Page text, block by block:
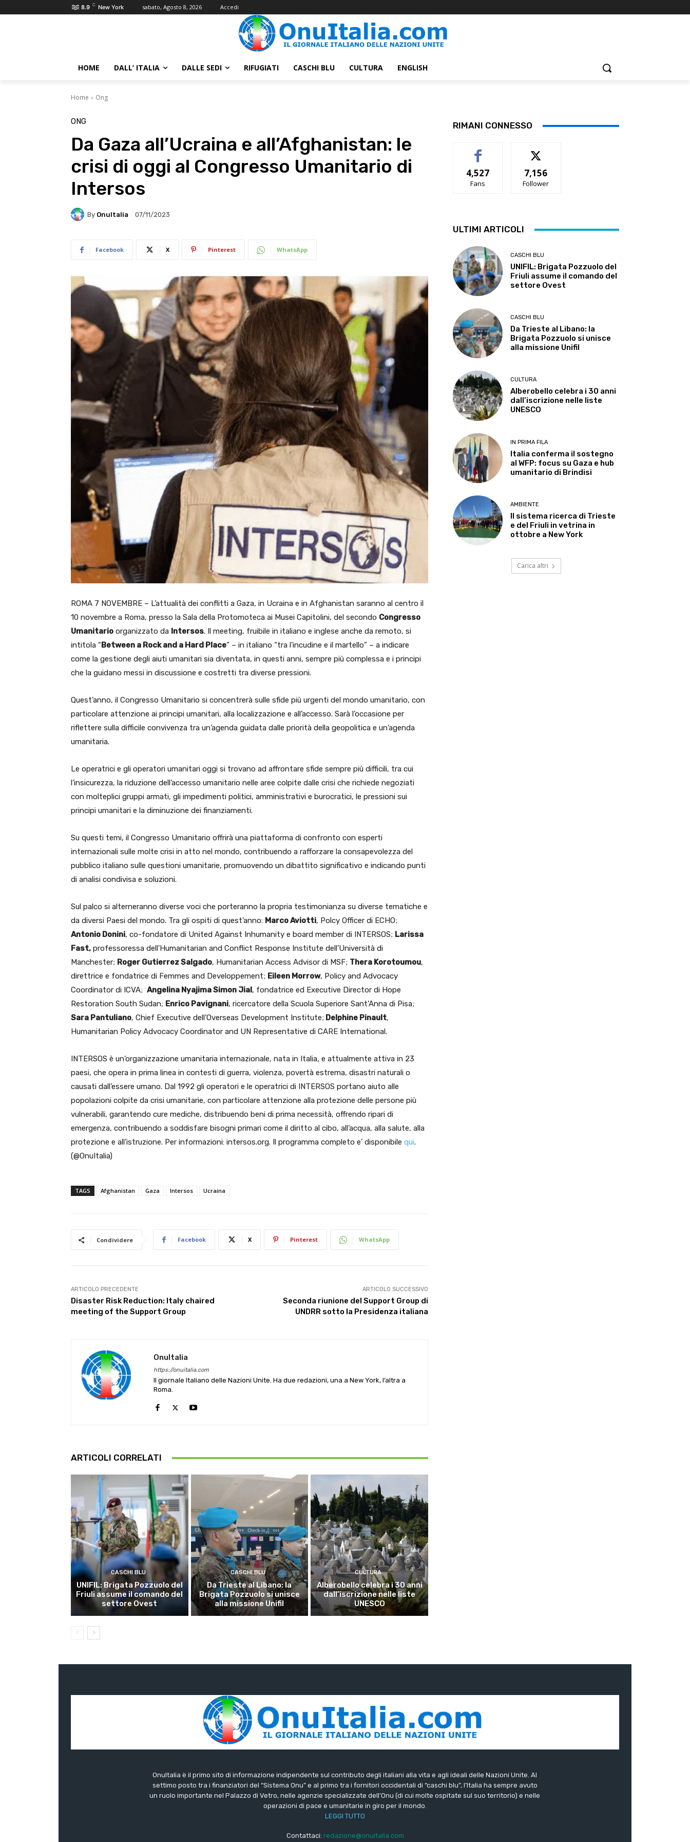
8.9 C New York sabato, Agosto 8, 2026 Accedi
HOME DALL’ ITALIA DALLE SEDI RIFUGIATI CASCHI BLU CULTURA ENGLISH
Home Ong
ONG
Da Gaza all’Ucraina e all’Afghanistan: le
crisi di oggi al Congresso Umanitario di
Intersos
By OnuItalia 07/11/2023
Facebook X Pinterest WhatsApp
ROMA 7 NOVEMBRE – L’attualità dei conflitti a Gaza, in Ucraina e in Afghanistan saranno al centro il
10 novembre a Roma, presso la Sala della Protomoteca ai Musei Capitolini, del secondo Congresso
Umanitario organizzato da Intersos. Il meeting, fruibile in italiano e inglese anche da remoto, si
intitola “Between a Rock and a Hard Place” – in italiano “tra l’incudine e il martello” – a indicare
come la gestione degli aiuti umanitari sia diventata, in questi anni, sempre più complessa e i principi
che la guidano messi in discussione e costretti tra diverse pressioni.
Quest’anno, il Congresso Umanitario si concentrerà sulle sfide più urgenti del mondo umanitario, con
particolare attenzione ai principi umanitari, alla localizzazione e all’accesso. Sarà l’occasione per
riflettere sulla difficile convivenza tra un’agenda guidata dalle priorità della geopolitica e un’agenda
umanitaria.
Le operatrici e gli operatori umanitari oggi si trovano ad affrontare sfide sempre più difficili, tra cui
l’insicurezza, la riduzione dell’accesso umanitario nelle aree colpite dalle crisi che richiede negoziati
con molteplici gruppi armati, gli impedimenti politici, amministrativi e burocratici, le pressioni sui
principi umanitari e la diminuzione dei finanziamenti.
Su questi temi, il Congresso Umanitario offrirà una piattaforma di confronto con esperti
internazionali sulle molte crisi in atto nel mondo, contribuendo a rafforzare la consapevolezza del
pubblico italiano sulle questioni umanitarie, promuovendo un dibattito significativo e indicando punti
di analisi condivisa e soluzioni.
Sul palco si alterneranno diverse voci che porteranno la propria testimonianza su diverse tematiche e
da diversi Paesi del mondo. Tra gli ospiti di quest’anno: Marco Aviotti, Polcy Officer di ECHO;
Antonio Donini, co-fondatore di United Against Inhumanity e board member di INTERSOS; Larissa
Fast, professoressa dell’Humanitarian and Conflict Response Institute dell’Università di
Manchester; Roger Gutierrez Salgado, Humanitarian Access Advisor di MSF; Thera Korotoumou,
direttrice e fondatrice di Femmes and Developpement; Eileen Morrow, Policy and Advocacy
Coordinator di ICVA; Angelina Nyajima Simon Jial, fondatrice ed Executive Director di Hope
Restoration South Sudan; Enrico Pavignani, ricercatore della Scuola Superiore Sant’Anna di Pisa;
Sara Pantuliano, Chief Executive dell’Overseas Development Institute; Delphine Pinault,
Humanitarian Policy Advocacy Coordinator and UN Representative di CARE International.
INTERSOS è un’organizzazione umanitaria internazionale, nata in Italia, e attualmente attiva in 23
paesi, che opera in prima linea in contesti di guerra, violenza, povertà estrema, disastri naturali o
causati dall’essere umano. Dal 1992 gli operatori e le operatrici di INTERSOS portano aiuto alle
popolazioni colpite da crisi umanitarie, con particolare attenzione alla protezione delle persone più
vulnerabili, garantendo cure mediche, distribuendo beni di prima necessità, offrendo ripari di
emergenza, contribuendo a soddisfare bisogni primari come il diritto al cibo, all’acqua, alla salute, alla
protezione e all’istruzione. Per informazioni: intersos.org. Il programma completo e’ disponibile qui.
(@OnuItalia)
TAGS Afghanistan Gaza Intersos Ucraina
Condividere Facebook X Pinterest WhatsApp
ARTICOLO PRECEDENTE
Disaster Risk Reduction: Italy chaired
meeting of the Support Group
ARTICOLO SUCCESSIVO
Seconda riunione del Support Group di
UNDRR sotto la Presidenza italiana
OnuItalia
https://onuitalia.com
Il giornale Italiano delle Nazioni Unite. Ha due redazioni, una a New York, l’altra a
Roma.
ARTICOLI CORRELATI
CASCHI BLU
UNIFIL: Brigata Pozzuolo del
Friuli assume il comando del
settore Ovest
CASCHI BLU
Da Trieste al Libano: la
Brigata Pozzuolo si unisce
alla missione Unifil
CULTURA
Alberobello celebra i 30 anni
dall’iscrizione nelle liste
UNESCO
RIMANI CONNESSO
4,527
Fans
7,156
Follower
ULTIMI ARTICOLI
CASCHI BLU
UNIFIL: Brigata Pozzuolo del
Friuli assume il comando del
settore Ovest
CASCHI BLU
Da Trieste al Libano: la
Brigata Pozzuolo si unisce
alla missione Unifil
CULTURA
Alberobello celebra i 30 anni
dall’iscrizione nelle liste
UNESCO
IN PRIMA FILA
Italia conferma il sostegno
al WFP: focus su Gaza e hub
umanitario di Brindisi
AMBIENTE
Il sistema ricerca di Trieste
e del Friuli in vetrina in
ottobre a New York
Carica altri
OnuItalia è il primo sito di informazione indipendente sul contributo degli italiani alla vita e agli ideali delle Nazioni Unite. Al
settimo posto tra i finanziatori del “Sistema Onu” e al primo tra i fornitori occidentali di “caschi blu”, l’Italia ha sempre avuto
un ruolo importante nel Palazzo di Vetro, nelle agenzie specializzate dell’Onu (di cui molte ospitate sul suo territorio) e nelle
operazioni di pace e umanitarie in giro per il mondo.
LEGGI TUTTO
Contattaci: redazione@onuitalia.com